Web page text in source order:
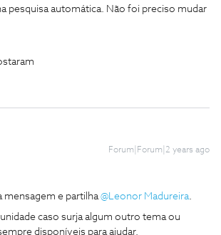
pesquisa automática. Não foi preciso mudar
Forum|Forum|2 years ago
mensagem e partilha@Leonor Madureira.
caso surja algum outro tema ou
disponíveis para ajudar.